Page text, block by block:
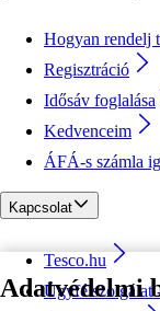
Adatvédelmi
Hogyan rendelj
Regisztráció
Idősáv foglalása
Kedvenceim
ÁFÁ-s számla
Kapcsolat
Tesco.hu
Ügyfélszolgálat